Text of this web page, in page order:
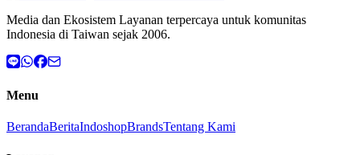
Media dan Ekosistem Layanan terpercaya untuk komunitas
Indonesia di Taiwan sejak 2006.
Menu
BerandaBeritaIndoshopBrandsTentang Kami